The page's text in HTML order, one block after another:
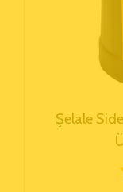
Şelale